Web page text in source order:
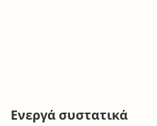
Ενεργά συστατικά